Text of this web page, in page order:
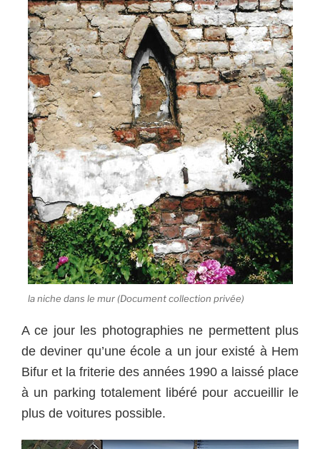
la niche dans le mur (Document collection privée)
A ce jour les photographies ne permettent plus
de deviner qu’une école a un jour existé à Hem
Bifur et la friterie des années 1990 a laissé place
à un parking totalement libéré pour accueillir le
plus de voitures possible.